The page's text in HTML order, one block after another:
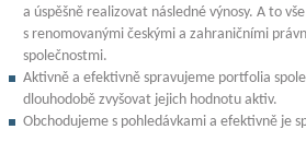
a úspěšně realizovat následné výnosy. A to
s renomovanými českými a zahraničními
společnostmi.
Aktivně a efektivně spravujeme portfolia
dlouhodobě zvyšovat jejich hodnotu aktiv.
Obchodujeme s pohledávkami a efektivně je